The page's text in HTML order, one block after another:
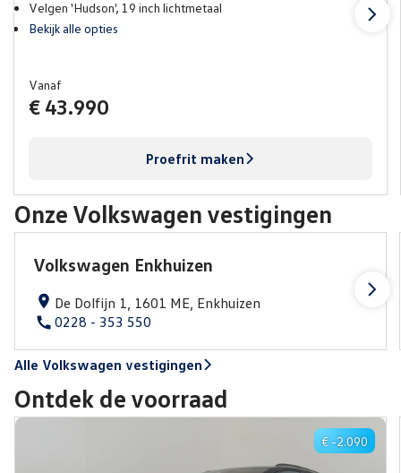
Velgen 'Hudson', 19 inch lichtmetaal
Bekijk alle opties
Vanaf
€ 43.990
Proefrit maken
Onze Volkswagen vestigingen
Volkswagen Enkhuizen
De Dolfijn 1, 1601 ME, Enkhuizen
0228 - 353 550
Alle Volkswagen vestigingen
Ontdek de voorraad
€ -2.090